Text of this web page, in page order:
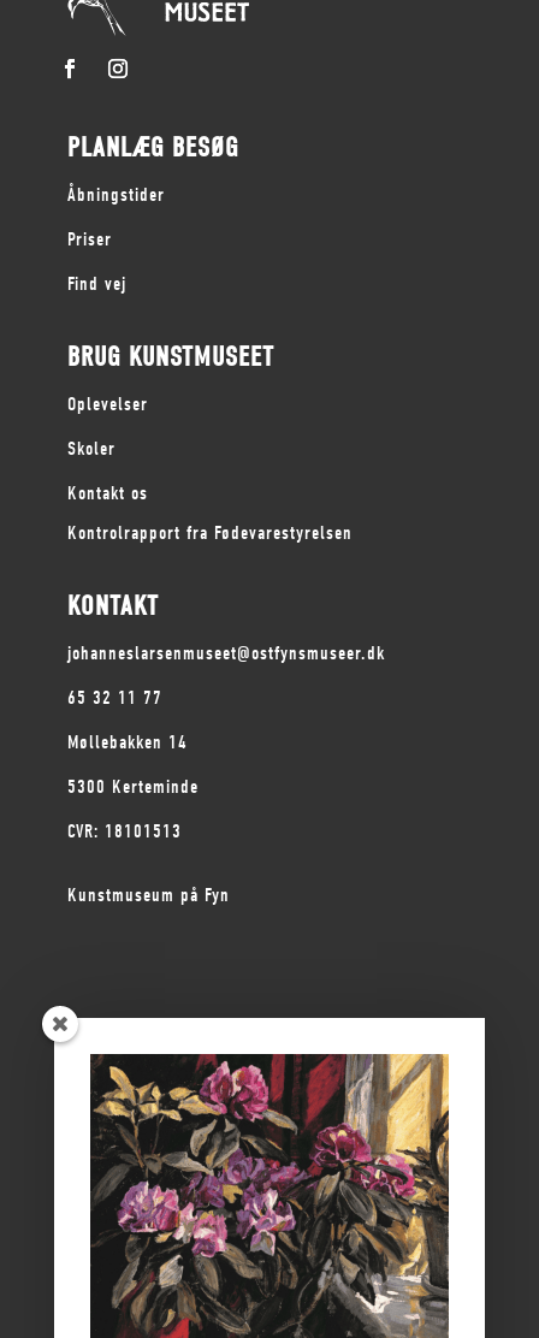
PLANLÆG BESØG
Åbningstider
Priser
Find vej
BRUG KUNSTMUSEET
Oplevelser
Skoler
Kontakt os
Kontrolrapport fra Fødevarestyrelsen
KONTAKT
johanneslarsenmuseet@ostfynsmuseer.dk
65 32 11 77
Møllebakken 14
5300 Kerteminde
CVR: 18101513
Kunstmuseum på Fyn
ØSTFYNS MUSEER
Vikingemuseet Ladby
Nyborg Slot
Borgmestergården
Farvergården
Høkeren